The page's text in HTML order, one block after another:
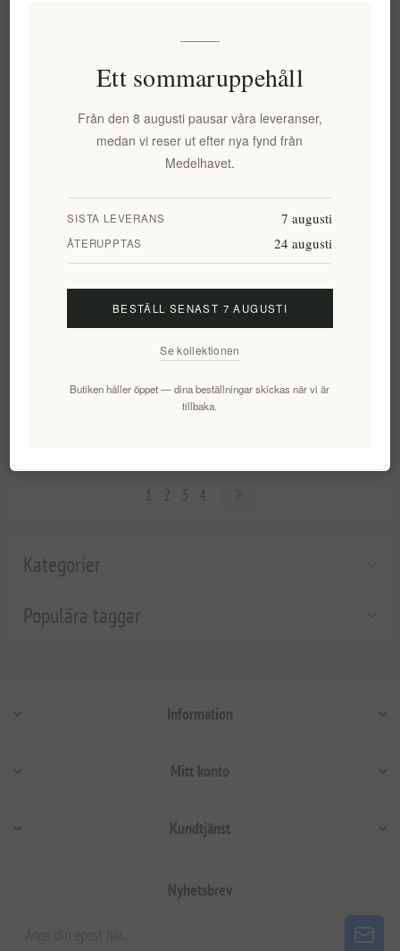
Kategorier
Populära taggar
British Racing Green Gold
108,36 kr exkl moms
Bubbelgumsrosa Silver Slim
Av Apriori
EL1682
108,36 kr exkl moms
By Apriori
Av Apriori
1 2 3 4
Information
Mitt konto
Kundtjänst
Nyhetsbrev
Ett sommaruppehåll
Från den 8 augusti pausar våra leveranser,
medan vi reser ut efter nya fynd från
Medelhavet.
SISTA LEVERANS 7 augusti
ÅTERUPPTAS 24 augusti
BESTÄLL SENAST 7 AUGUSTI
Se kollektionen
Butiken håller öppet — dina beställningar skickas när vi är
tillbaka.